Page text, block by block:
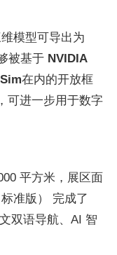
模型可导出为
被基于 NVIDIA
在内的开放框
可进一步用于数字
平方米，展区面
准版） 完成了
双语导航、AI 智